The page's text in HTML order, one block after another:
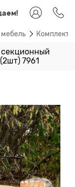
секционный
7961